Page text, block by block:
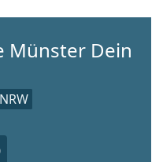
Münster Dein
NRW